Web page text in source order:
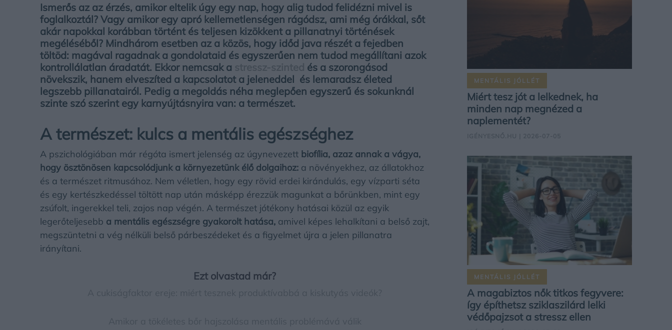
Ismerős az az érzés, amikor eltelik úgy egy nap, hogy alig tudod felidézni mivel is
foglalkoztál? Vagy amikor egy apró kellemetlenségen rágódsz, ami még órákkal, sőt
akár napokkal korábban történt és teljesen kizökkent a pillanatnyi történések
megéléséből? Mindhárom esetben az a közös, hogy időd java részét a fejedben
töltöd: magával ragadnak a gondolataid és egyszerűen nem tudod megállítani azok
kontrollálatlan áradatát. Ekkor nemcsak a
és a szorongásod
növekszik, hanem elveszíted a kapcsolatot a jeleneddel és lemaradsz életed
legszebb pillanatairól. Pedig a megoldás néha meglepően egyszerű és sokunknál
szinte szó szerint egy karnyújtásnyira van: a természet.
A természet: kulcs a mentális egészséghez
A pszichológiában már régóta ismert jelenség az úgynevezett biofília, azaz annak a vágya,
hogy ösztönösen kapcsolódjunk a környezetünk élő dolgaihoz: a növényekhez, az állatokhoz
és a természet ritmusához. Nem véletlen, hogy egy rövid erdei kirándulás, egy vízparti séta
és egy kertészkedéssel töltött nap után másképp érezzük magunkat a bőrünkben, mint egy
zsúfolt, ingerekkel teli, zajos nap végén. A természet jótékony hatásai közül az egyik
legerőteljesebb a mentális egészségre gyakorolt hatása, amivel képes lehalkítani a belső zajt,
megszüntetni a vég nélküli belső párbeszédeket és a figyelmet újra a jelen pillanatra
irányítani.
Ezt olvastad már?
MENTÁLIS JÓLLÉT
Miért tesz jót a lelkednek, ha
minden nap megnézed a
naplementét?
MENTÁLIS JÓLLÉT
A magabiztos nők titkos fegyvere:
így építhetsz sziklaszilárd lelki
védőpajzsot a stressz ellen